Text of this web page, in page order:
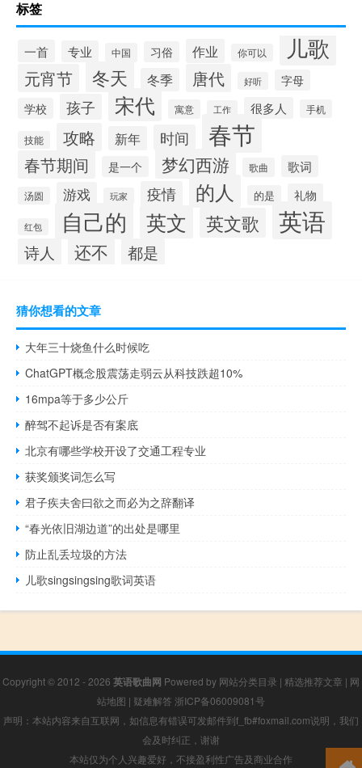
标签
一首 专业 中国 习俗 作业 你可以 儿歌
元宵节 冬天 冬季 唐代 好听
字母
学校
孩子 宋代 寓意 工作 很多人 手机
技能 攻略 新年 时间 春节
春节期间 是一个 梦幻西游 歌曲 歌词
汤圆 游戏 玩家 疫情 的人 的是 礼物
红包 自己的 英文 英文歌 英语
诗人 还不 都是
猜你想看的文章
大年三十烧鱼什么时候吃
ChatGPT概念股震荡走弱云从科技跌超10%
16mpa等于多少公斤
醉驾不起诉是否有案底
北京有哪些学校开设了交通工程专业
获奖颁奖词怎么写
君子疾夫舍曰欲之而必为之辞翻译
“春光依旧湖边道”的出处是哪里
防止乱丢垃圾的方法
儿歌singsingsing歌词英语
Copyright © 2012 - 2026 英语歌曲网 Powered by 网站分类目录 | 精选推荐文章 | 网
站地图 | 疑难解答 浙ICP备06009081号
声明：本站内容来自互联网，如信息有错误可发邮件到f_fb#foxmail.com说明，我们
会及时纠正，谢谢
本站仅为个人兴趣爱好，不接盈利性广告及商业合作